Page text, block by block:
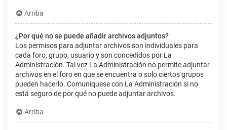
Arriba
¿Por qué no se puede añadir archivos adjuntos?
Los permisos para adjuntar archivos son individuales para
cada foro, grupo, usuario y son concedidos por La
Administración. Tal vez La Administración no permite adjuntar
archivos en el foro en que se encuentra o solo ciertos grupos
pueden hacerlo. Comuníquese con La Administración si no
está seguro de por qué no puede adjuntar archivos.
Arriba